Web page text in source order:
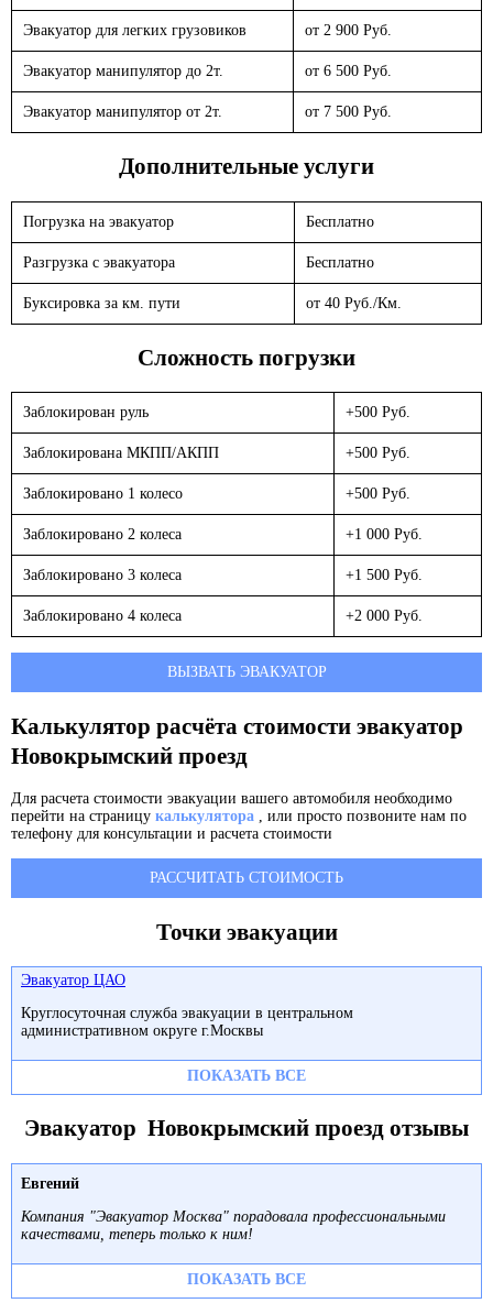
Эвакуатор для легких грузовиков от 2 900 Руб.
Эвакуатор манипулятор до 2т. от 6 500 Руб.
Эвакуатор манипулятор от 2т. от 7 500 Руб.
Дополнительные услуги
Погрузка на эвакуатор Бесплатно
Разгрузка с эвакуатора Бесплатно
Буксировка за км. пути от 40 Руб./Км.
Сложность погрузки
Заблокирован руль +500 Руб.
Заблокирована МКПП/АКПП +500 Руб.
Заблокировано 1 колесо +500 Руб.
Заблокировано 2 колеса +1 000 Руб.
Заблокировано 3 колеса +1 500 Руб.
Заблокировано 4 колеса +2 000 Руб.
ВЫЗВАТЬ ЭВАКУАТОР
Калькулятор расчёта стоимости эвакуатор
Новокрымский проезд
Для расчета стоимости эвакуации вашего автомобиля необходимо
перейти на страницу калькулятора , или просто позвоните нам по
телефону для консультации и расчета стоимости
РАССЧИТАТЬ СТОИМОСТЬ
Точки эвакуации
Эвакуатор ЦАО
Круглосуточная служба эвакуации в центральном
административном округе г.Москвы
ПОКАЗАТЬ ВСЕ
Эвакуатор Новокрымский проезд отзывы
Евгений
Компания "Эвакуатор Москва" порадовала профессиональными
качествами, теперь только к ним!
ПОКАЗАТЬ ВСЕ